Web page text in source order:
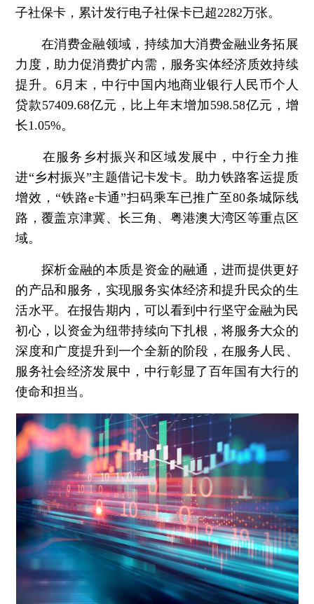
子社保卡，累计发行电子社保卡已超2282万张。
在消费金融领域， 持续加大消费金融业务拓展
力度，助力促消费扩内需，服务实体经济质效持续
提升。6月末，中行中国内地商业银行人民币个人
贷款57409.68亿元，比上年末增加598.58亿元，增
长1.05%。
在服务乡村振兴和区域发展中， 中行全力推
进“乡村振兴”主题借记卡发卡。助力铁路客运提质
增效，“铁路e卡通”扫码乘车已推广至80条城际线
路，覆盖京津冀、长三角、粤港澳大湾区等重点区
域。
探析金融的本质是资金的融通，进而提供更好
的产品和服务，实现服务实体经济和提升民众的生
活水平。在报告期内，可以看到中行坚守金融为民
初心，以资金为纽带持续向下扎根，将服务大众的
深度和广度提升到一个全新的阶段，在服务人民、
服务社会经济发展中，中行彰显了百年国有大行的
使命和担当。